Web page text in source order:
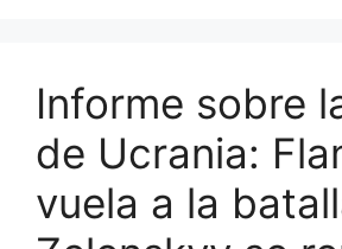
Informe sobre
de Ucrania:
vuela a la